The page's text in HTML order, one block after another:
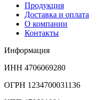
Продукция
Доставка и оплата
О компании
Контакты
Информация
ИНН 4706069280
ОГРН 1234700031136